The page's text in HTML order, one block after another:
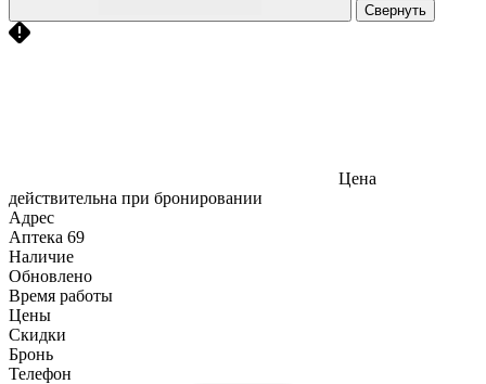
Свернуть
Цена
действительна при бронировании
Адрес
Аптека 69
Наличие
Обновлено
Время работы
Цены
Скидки
Бронь
Телефон